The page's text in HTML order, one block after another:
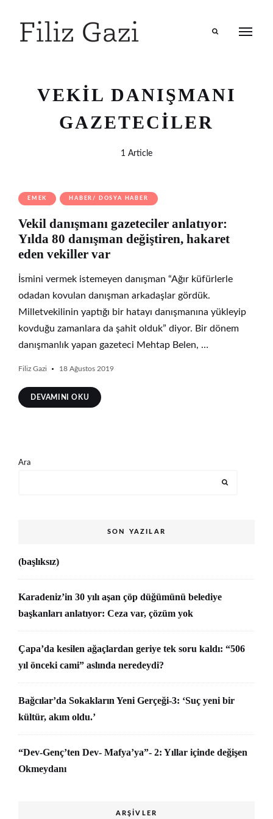
VEKIL DANIŞMANI
GAZETECILER
1 Article
EMEK HABER/ DOSYA HABER
Vekil danışmanı gazeteciler anlatıyor:
Yılda 80 danışman değiştiren, hakaret
eden vekiller var
İsmini vermek istemeyen danışman “Ağır küfürlerle
odadan kovulan danışman arkadaşlar gördük.
Milletvekilinin yaptığı bir hatayı danışmanına yükleyip
kovduğu zamanlara da şahit olduk” diyor. Bir dönem
danışmanlık yapan gazeteci Mehtap Belen, …
Filiz Gazi 18 Ağustos 2019
DEVAMINI OKU
Ara
SON YAZILAR
(başlıksız)
Karadeniz’in 30 yılı aşan çöp düğümünü belediye
başkanları anlatıyor: Ceza var, çözüm yok
Çapa’da kesilen ağaçlardan geriye tek soru kaldı: “506
yıl önceki cami” aslında neredeydi?
Bağcılar’da Sokakların Yeni Gerçeği-3: ‘Suç yeni bir
kültür, akım oldu.’
“Dev-Genç’ten Dev- Mafya’ya”- 2: Yıllar içinde değişen
Okmeydanı
ARŞIVLER